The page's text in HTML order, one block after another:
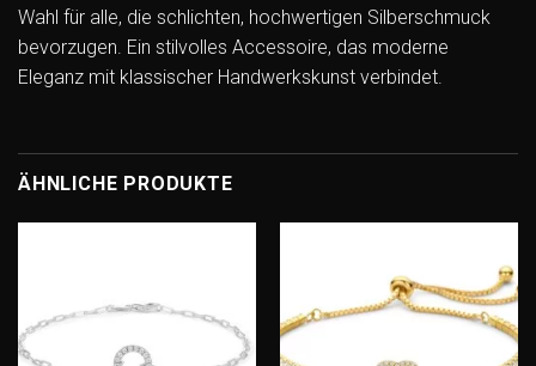
Wahl für alle, die schlichten, hochwertigen Silberschmuck
bevorzugen. Ein stilvolles Accessoire, das moderne
Eleganz mit klassischer Handwerkskunst verbindet.
ÄHNLICHE PRODUKTE
Add to
wishlist